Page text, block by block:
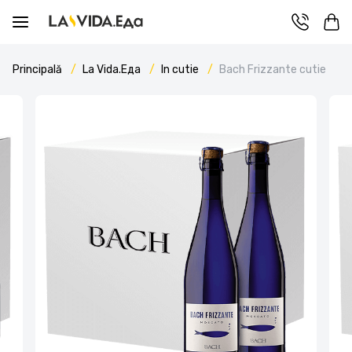
Principală La Vida.Еда In cutie Bach Frizzante cutie